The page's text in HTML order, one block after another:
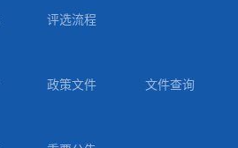
评选流程
政策文件 文件查询